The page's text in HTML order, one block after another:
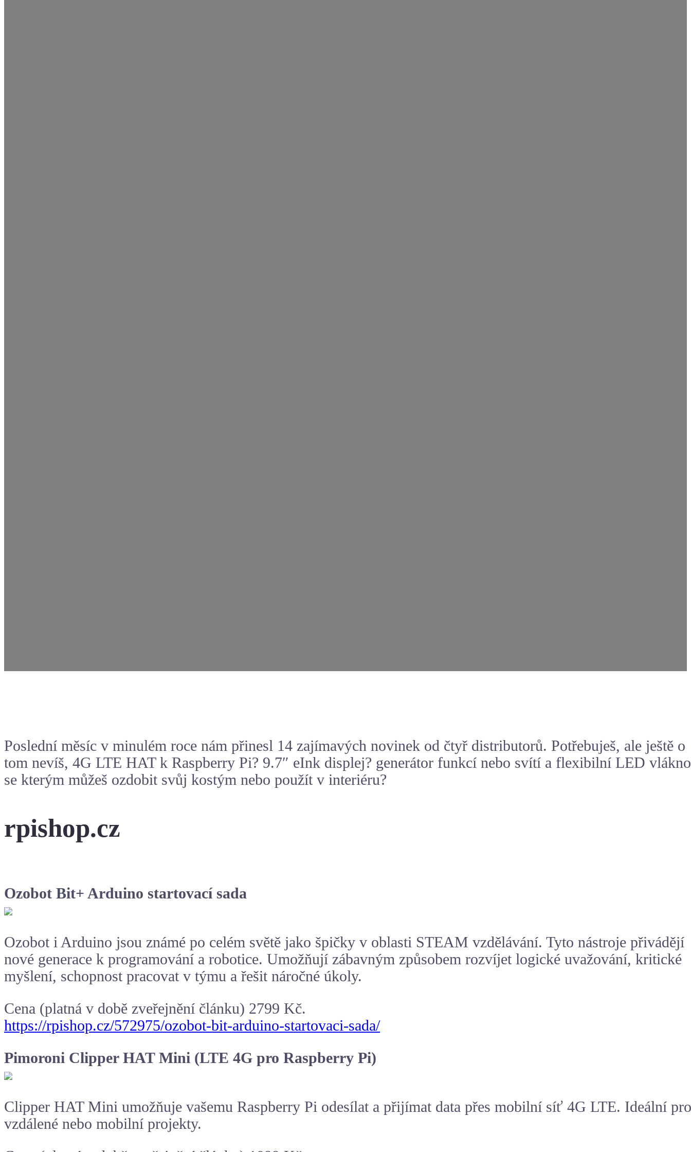
Poslední měsíc v minulém roce nám přinesl 14 zajímavých novinek od čtyř distributorů. Potřebuješ, ale ještě o
tom nevíš, 4G LTE HAT k Raspberry Pi? 9.7″ eInk displej? generátor funkcí nebo svítí a flexibilní LED vlákno
se kterým můžeš ozdobit svůj kostým nebo použít v interiéru?
rpishop.cz
Ozobot Bit+ Arduino startovací sada
Ozobot i Arduino jsou známé po celém světě jako špičky v oblasti STEAM vzdělávání. Tyto nástroje přivádějí
nové generace k programování a robotice. Umožňují zábavným způsobem rozvíjet logické uvažování, kritické
myšlení, schopnost pracovat v týmu a řešit náročné úkoly.
Cena (platná v době zveřejnění článku) 2799 Kč.
https://rpishop.cz/572975/ozobot-bit-arduino-startovaci-sada/
Pimoroni Clipper HAT Mini (LTE 4G pro Raspberry Pi)
Clipper HAT Mini umožňuje vašemu Raspberry Pi odesílat a přijímat data přes mobilní síť 4G LTE. Ideální pro
vzdálené nebo mobilní projekty.